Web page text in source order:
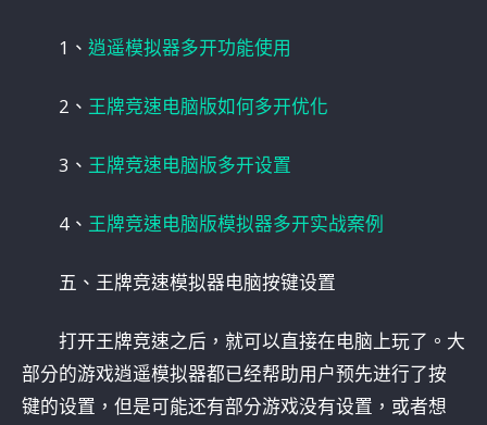
1、 逍遥模拟器多开功能使用
2、 王牌竞速电脑版如何多开优化
3、 王牌竞速电脑版多开设置
4、 王牌竞速电脑版模拟器多开实战案例
五、王牌竞速模拟器电脑按键设置
打开王牌竞速之后，就可以直接在电脑上玩了。大
部分的游戏逍遥模拟器都已经帮助用户预先进行了按
键的设置，但是可能还有部分游戏没有设置，或者想